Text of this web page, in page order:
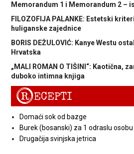
Memorandum 1 i Memorandum 2 –
FILOZOFIJA PALANKE: Estetski
huliganske zajednice
BORIS DEŽULOVIĆ: Kanye Westu
Hrvatska
„MALI ROMAN O TIŠINI“: Kaotična,
duboko intimna knjiga
RECEPTI
Domaći sok od bazge
Burek (bosanski) za 1 odraslu osobu
Drugačija svinjska jetrica